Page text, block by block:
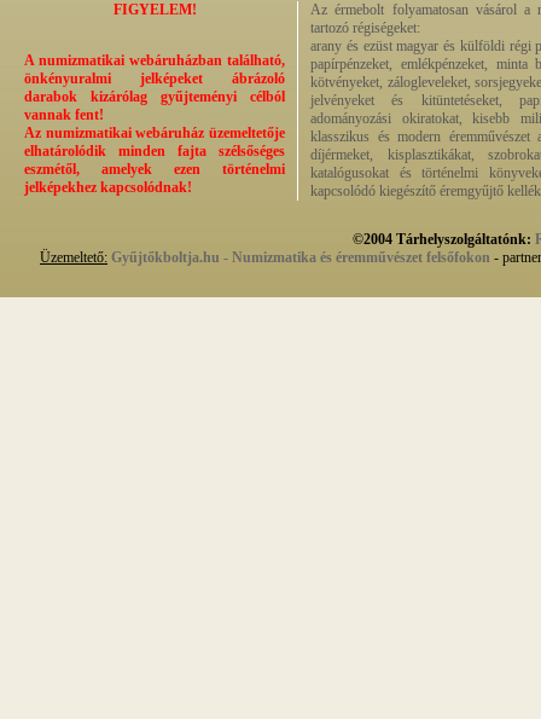
FIGYELEM!
A numizmatikai webáruházban található,
önkényuralmi jelképeket ábrázoló
darabok kizárólag gyűjteményi célból
vannak fent!
Az numizmatikai webáruház üzemeltetője
elhatárolódik minden fajta szélsőséges
eszmétől, amelyek ezen történelmi
jelképekhez kapcsolódnak!
Az érmebolt folyamatosan vásárol a
tartozó régiségeket:
arany és ezüst magyar és külföldi régi
papírpénzeket, emlékpénzeket, minta
kötvényeket, zálogleveleket,
jelvényeket és kitüntetéseket,
adományozási okiratokat, kisebb
klasszikus és modern éremművészet
díjérmeket, kisplasztikákat,
katalógusokat és történelmi
kapcsolódó kiegészítő éremgyűjtő
©2004 Tárhelyszolgáltatónk:
Üzemeltető: Gyűjtőkboltja.hu - Numizmatika és éremművészet felsőfokon -